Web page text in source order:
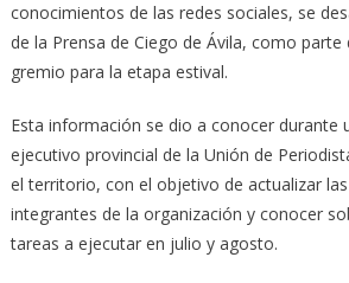
conocimientos de las redes sociales, se
de la Prensa de Ciego de Ávila, como parte
gremio para la etapa estival.
Esta información se dio a conocer durante
ejecutivo provincial de la Unión de
el territorio, con el objetivo de actualizar
integrantes de la organización y conocer
tareas a ejecutar en julio y agosto.